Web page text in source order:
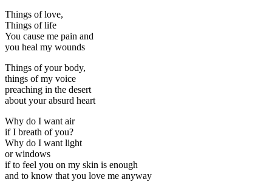
Things of love,
Things of life
You cause me pain and
you heal my wounds
Things of your body,
things of my voice
preaching in the desert
about your absurd heart
Why do I want air
if I breath of you?
Why do I want light
or windows
if to feel you on my skin is enough
and to know that you love me anyway